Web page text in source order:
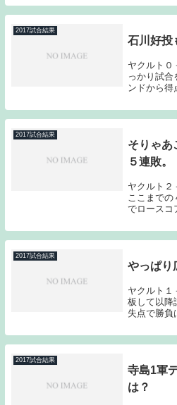
を許しても
なかった。
2017試合結果
石川好投
ヤクルト０
っかり試合
ンドから得
自身は10連
川は前回同
2017試合結果
そりゃあ
５連敗。
ヤクルト２
ここまでの
でロースコ
が、そのゲ
おかなけれ
2017試合結果
やっぱり
ヤクルト１
板して以降
失点で勝負
いビッグイ
広島の特徴
2017試合結果
寺島1軍
は？